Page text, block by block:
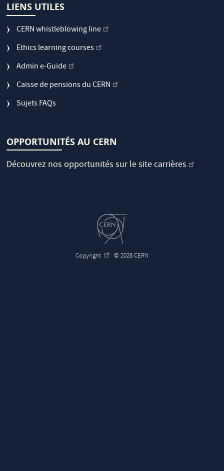
LIENS UTILES
CERN whistleblowing line
Ethics learning courses
Admin e-Guide
Caisse de pensions du CERN
Sujets FAQs
OPPORTUNITÉS AU CERN
Découvrez nos opportunités sur lesite carrières
Copyright © 2026 CERN